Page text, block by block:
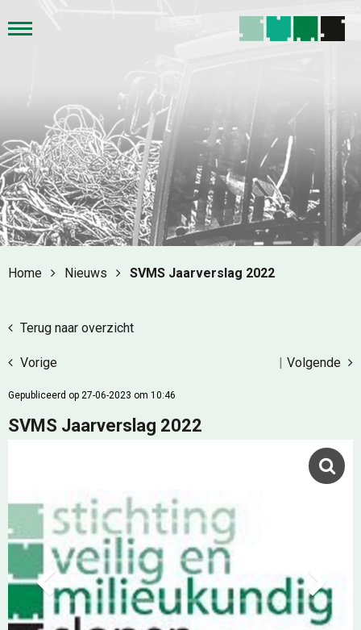
Home Nieuws SVMS Jaarverslag 2022
Terug naar overzicht
Volgende
|
Vorige
Gepubliceerd op 27-06-2023 om 10:46
SVMS Jaarverslag 2022